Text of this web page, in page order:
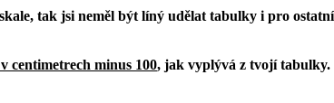
tak jsi neměl být líný udělat tabulky i pro
centimetrech minus 100, jak vyplývá z tvojí tabulky.